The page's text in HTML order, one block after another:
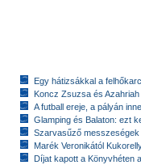
Egy hátizsákkal a
Koncz Zsuzsa és
A futball ereje, a pályán
Glamping és Balaton: ezt
Szarvasűző messzeségek
Marék Veronikától
Díjat kapott a Könyvhéten